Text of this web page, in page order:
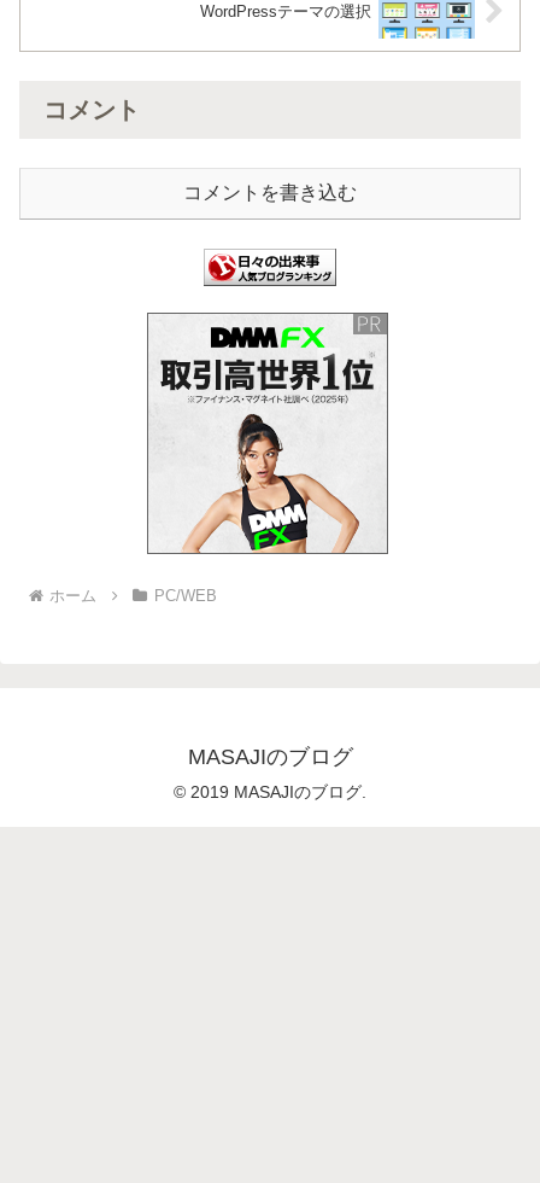
WordPressテーマの選択
コメント
コメントを書き込む
ホーム PC/WEB
MASAJIのブログ
© 2019 MASAJIのブログ.